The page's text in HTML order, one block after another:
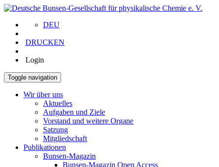
DEU
DRUCKEN
Login
Toggle navigation
Wir über uns
Aktuelles
Aufgaben und Ziele
Vorstand und weitere Organe
Satzung
Mitgliedschaft
Publikationen
Bunsen-Magazin
Bunsen-Magazin Open Access